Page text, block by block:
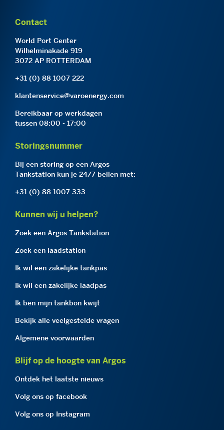
Contact
World Port Center
Wilhelminakade 919
3072 AP ROTTERDAM
+31 (0) 88 1007 222
klantenservice@varoenergy.com
Bereikbaar op werkdagen
tussen 08:00 - 17:00
Storingsnummer
Bij een storing op een Argos
Tankstation kun je 24/7 bellen met:
+31 (0) 88 1007 333
Kunnen wij u helpen?
Zoek een Argos Tankstation
Zoek een laadstation
Ik wil een zakelijke tankpas
Ik wil een zakelijke laadpas
Ik ben mijn tankbon kwijt
Bekijk alle veelgestelde vragen
Algemene voorwaarden
Blijf op de hoogte van Argos
Ontdek het laatste nieuws
Volg ons op facebook
Volg ons op Instagram